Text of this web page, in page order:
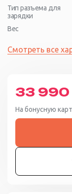
Тип разъема для
зарядки
Вес
Смотреть все
33 990
На бонусную